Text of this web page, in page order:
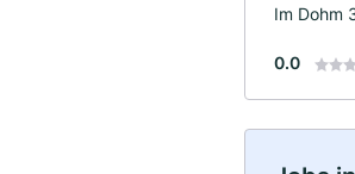
Im Dohm
0.0